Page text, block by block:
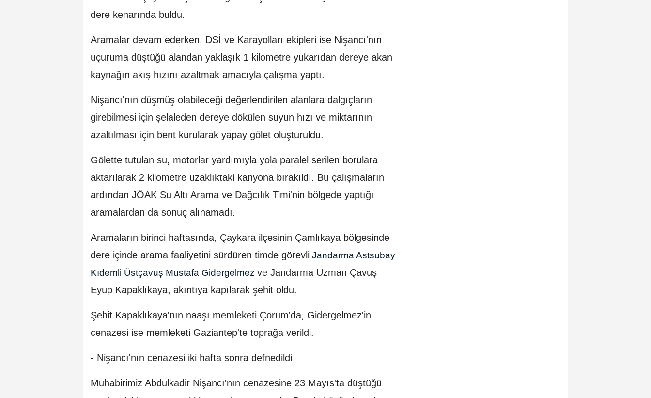
dere kenarında buldu.
Aramalar devam ederken, DSİ ve Karayolları ekipleri ise Nişancı'nın
uçuruma düştüğü alandan yaklaşık 1 kilometre yukarıdan dereye akan
kaynağın akış hızını azaltmak amacıyla çalışma yaptı.
Nişancı'nın düşmüş olabileceği değerlendirilen alanlara dalgıçların
girebilmesi için şelaleden dereye dökülen suyun hızı ve miktarının
azaltılması için bent kurularak yapay gölet oluşturuldu.
Gölette tutulan su, motorlar yardımıyla yola paralel serilen borulara
aktarılarak 2 kilometre uzaklıktaki kanyona bırakıldı. Bu çalışmaların
ardından JÖAK Su Altı Arama ve Dağcılık Timi'nin bölgede yaptığı
aramalardan da sonuç alınamadı.
Aramaların birinci haftasında, Çaykara ilçesinin Çamlıkaya bölgesinde
dere içinde arama faaliyetini sürdüren timde görevli Jandarma Astsubay
Kıdemli Üstçavuş Mustafa Gidergelmez ve Jandarma Uzman Çavuş
Eyüp Kapaklıkaya, akıntıya kapılarak şehit oldu.
Şehit Kapaklıkaya'nın naaşı memleketi Çorum'da, Gidergelmez'in
cenazesi ise memleketi Gaziantep'te toprağa verildi.
- Nişancı'nın cenazesi iki hafta sonra defnedildi
Muhabirimiz Abdulkadir Nişancı'nın cenazesine 23 Mayıs'ta düştüğü